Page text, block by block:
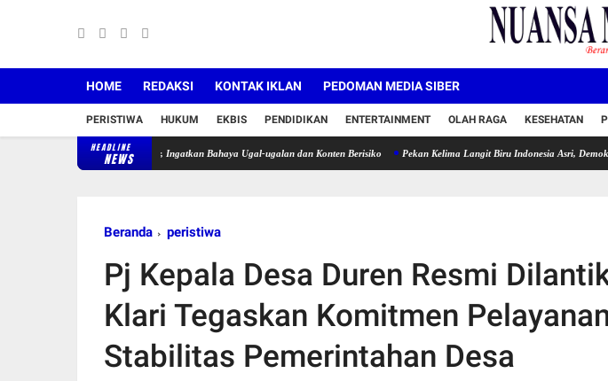
HOME REDAKSI KONTAK IKLAN PEDOMAN MEDIA SIBER
PERISTIWA HUKUM EKBIS PENDIDIKAN ENTERTAINMENT OLAH RAGA KESEHATAN
HEADLINE
NEWS
Tegur Pengendara Motor, Ingatkan Bahaya Ugal-ugalan dan Konten Berisiko Pekan Kelima Langit Biru Indonesia Asri, Demokrat
Beranda peristiwa
Pj Kepala Desa Duren Resmi
Klari Tegaskan Komitmen
Stabilitas Pemerintahan Desa